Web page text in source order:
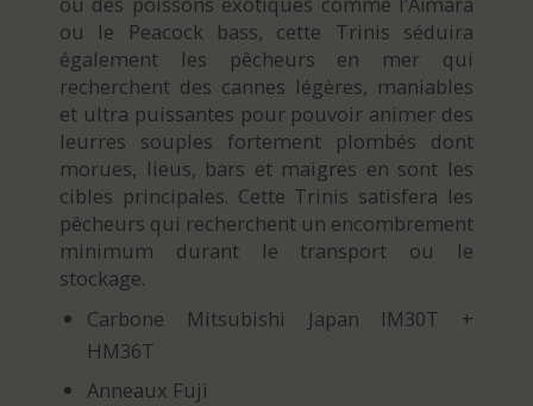
ou le Peacock bass, cette Trinis séduira
également les pêcheurs en mer qui
recherchent des cannes légères, maniables
et ultra puissantes pour pouvoir animer des
leurres souples fortement plombés dont
morues, lieus, bars et maigres en sont les
cibles principales. Cette Trinis satisfera les
pêcheurs qui recherchent un encombrement
minimum durant le transport ou le
stockage.
Carbone Mitsubishi Japan IM30T +
HM36T
Anneaux Fuji